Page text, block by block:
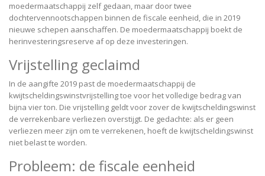
moedermaatschappij zelf gedaan, maar door twee
dochtervennootschappen binnen de fiscale eenheid, die in 2019
nieuwe schepen aanschaffen. De moedermaatschappij boekt de
herinvesteringsreserve af op deze investeringen.
Vrijstelling geclaimd
In de aangifte 2019 past de moedermaatschappij de
kwijtscheldingswinstvrijstelling toe voor het volledige bedrag van
bijna vier ton. Die vrijstelling geldt voor zover de kwijtscheldingswinst
de verrekenbare verliezen overstijgt. De gedachte: als er geen
verliezen meer zijn om te verrekenen, hoeft de kwijtscheldingswinst
niet belast te worden.
Probleem: de fiscale eenheid